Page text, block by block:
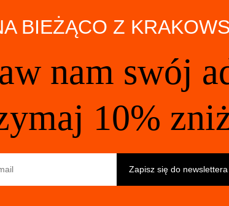
BIEŻĄCO Z
nam swój
10%